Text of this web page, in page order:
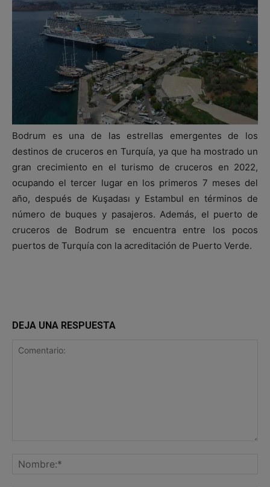
Bodrum es una de las estrellas emergentes de los
destinos de cruceros en Turquía, ya que ha mostrado un
gran crecimiento en el turismo de cruceros en 2022,
ocupando el tercer lugar en los primeros 7 meses del
año, después de Kuşadası y Estambul en términos de
número de buques y pasajeros. Además, el puerto de
cruceros de Bodrum se encuentra entre los pocos
puertos de Turquía con la acreditación de Puerto Verde.
DEJA UNA RESPUESTA